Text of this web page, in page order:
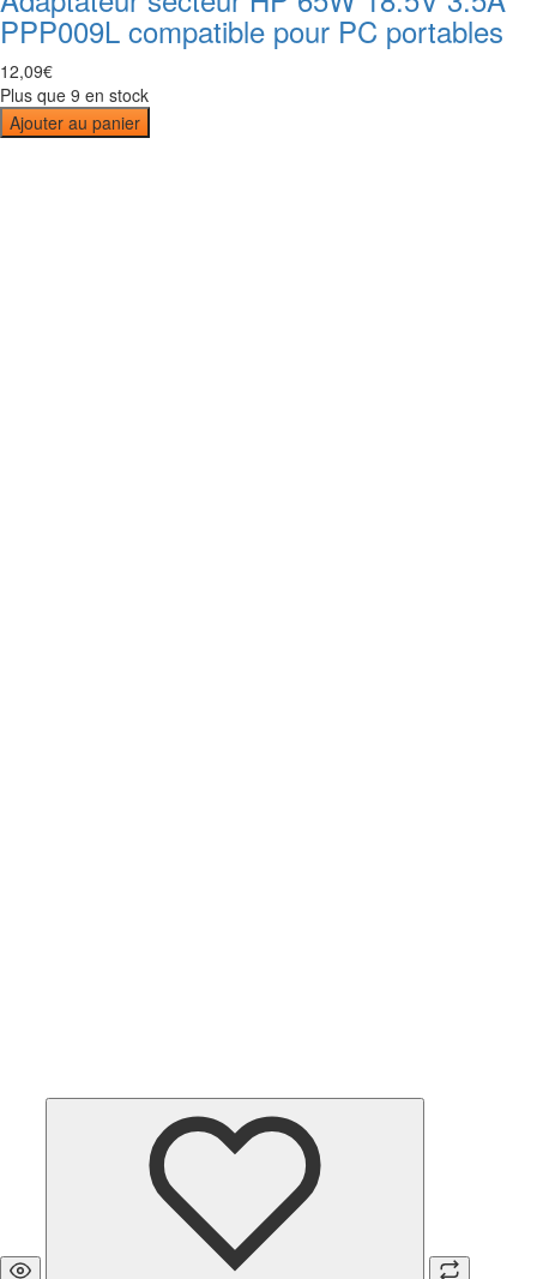
PPP009L compatible pour PC portables
12,09€
Plus que 9 en stock
Ajouter au panier